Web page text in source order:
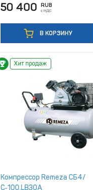
50 400 RUB
с НДС
В КОРЗИНУ
Хит продаж
Компрессор Remeza СБ4/
С‑100.LB30A